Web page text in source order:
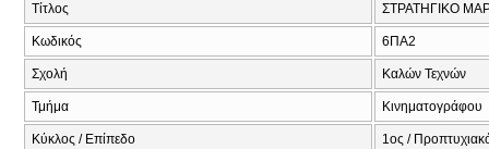
Τίτλος ΣΤΡΑΤΗΓΙΚΟ
Κωδικός 6ΠΑ2
Σχολή Καλών Τεχνών
Τμήμα Κινηματογράφου
Κύκλος / Επίπεδο 1ος /